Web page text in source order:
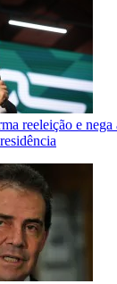
reeleição e nega